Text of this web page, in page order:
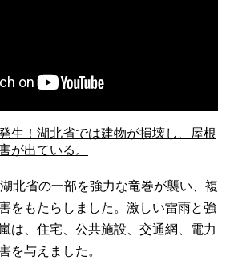
生！湖北省では建物が損壊し、屋根
が出ている。
北省の一部を強力な竜巻が襲い、複
をもたらしました。激しい雷雨と強
は、住宅、公共施設、交通網、電力
を与えました。